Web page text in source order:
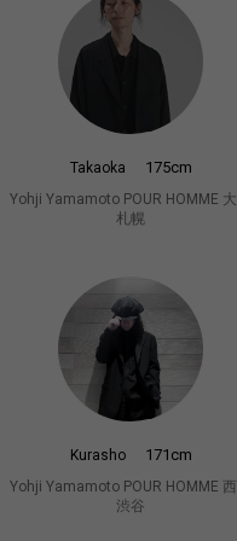
Takaoka 175cm
Yohji Yamamoto POUR HOMME
札幌
Kurasho 171cm
Yohji Yamamoto POUR HOMME
渋谷